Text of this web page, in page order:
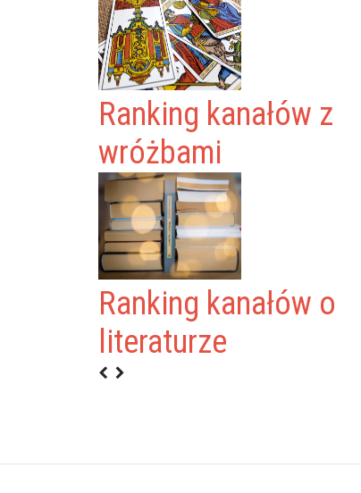
Ranking kanałów z
wróżbami
Ranking kanałów o
literaturze
NIESLER